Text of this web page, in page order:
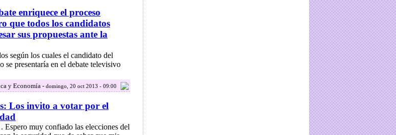
enriquece el proceso
que todos los candidatos
sus propuestas ante la
según los cuales el candidato del
se presentaría en el debate televisivo
y Economía - domingo, 20 oct 2013 - 09:00
Los invito a votar por el
Espero muy confiado las elecciones del